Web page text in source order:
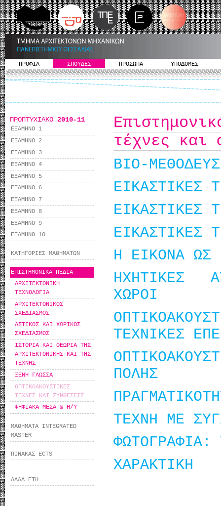
ΠΡΟΦΙΛ ΣΠΟΥΔΕΣ ΠΡΟΣΩΠΑ ΥΠΟΔΟΜΕΣ
ΠΡΟΠΤΥΧΙΑΚΟ 2010-11
ΕΞΑΜΗΝΟ 1
ΕΞΑΜΗΝΟ 2
ΕΞΑΜΗΝΟ 3
ΕΞΑΜΗΝΟ 4
ΕΞΑΜΗΝΟ 5
ΕΞΑΜΗΝΟ 6
ΕΞΑΜΗΝΟ 7
ΕΞΑΜΗΝΟ 8
ΕΞΑΜΗΝΟ 9
ΕΞΑΜΗΝΟ 10
ΚΑΤΗΓΟΡΙΕΣ ΜΑΘΗΜΑΤΩΝ
ΕΠΙΣΤΗΜΟΝΙΚΑ ΠΕΔΙΑ
ΑΡΧΙΤΕΚΤΟΝΙΚΗ
ΤΕΧΝΟΛΟΓΙΑ
ΑΡΧΙΤΕΚΤΟΝΙΚΟΣ
ΣΧΕΔΙΑΣΜΟΣ
ΑΣΤΙΚΟΣ ΚΑΙ ΧΩΡΙΚΟΣ
ΣΧΕΔΙΑΣΜΟΣ
ΙΣΤΟΡΙΑ ΚΑΙ ΘΕΩΡΙΑ ΤΗΣ
ΑΡΧΙΤΕΚΤΟΝΙΚΗΣ ΚΑΙ ΤΗΣ
ΤΕΧΝΗΣ
ΞΕΝΗ ΓΛΩΣΣΑ
ΟΠΤΙΚΟΑΚΟΥΣΤΙΚΕΣ
ΤΕΧΝΕΣ ΚΑΙ ΣΥΝΘΕΣΕΙΣ
ΨΗΦΙΑΚΑ ΜΕΣΑ & Η/Υ
ΜΑΘΗΜΑΤΑ INTEGRATED
MASTER
ΠΙΝΑΚΑΣ ECTS
ΑΛΛΑ ΕΤΗ
τέχνες και
ΒΙΟ-
ΕΙΚΑΣΤΙΚΕΣ
ΕΙΚΑΣΤΙΚΕΣ
ΕΙΚΑΣΤΙΚΕΣ
Η ΕΙΚΟΝΑ ΩΣ
ΗΧΗΤΙΚΕΣ
ΧΩΡΟΙ
ΤΕΧΝΙΚΕΣ
ΠΟΛΗΣ
ΤΕΧΝΗ ΜΕ
ΦΩΤΟΓΡΑΦΙΑ:
ΧΑΡΑΚΤΙΚΗ